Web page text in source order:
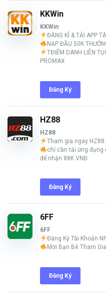
KKWin
KKWin
ĐĂNG KÍ & TẢI APP
NẠP ĐẦU 50K
TĐIỂM DANH LIÊN
PROMAX
Đăng Ký
HZ88
HZ88
Tham gia ngay
chỉ cần tải ứng dụng
để nhận 88K VNĐ
Đăng Ký
6FF
6FF
Đăng Ký Tài Khoản
Mời Bạn Bè Tham
Đăng Ký